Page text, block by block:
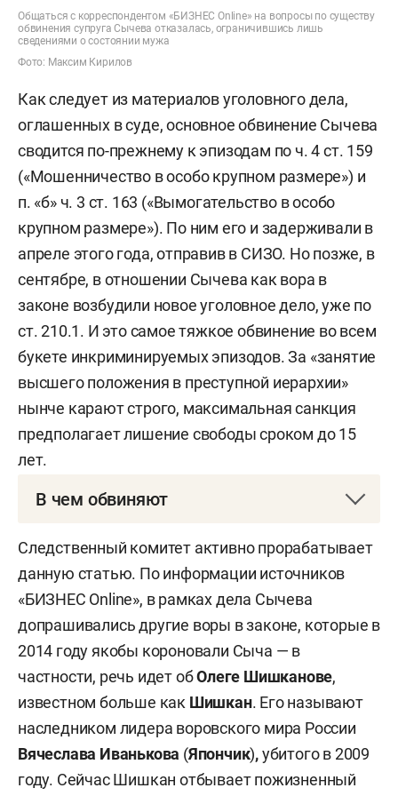
Общаться с корреспондентом «БИЗНЕС Online» на вопросы по существу
обвинения супруга Сычева отказалась, ограничившись лишь
сведениями о состоянии мужа
Фото: Максим Кирилов
Как следует из материалов уголовного дела,
оглашенных в суде, основное обвинение Сычева
сводится по-прежнему к эпизодам по ч. 4 ст. 159
(«Мошенничество в особо крупном размере») и
п. «б» ч. 3 ст. 163 («Вымогательство в особо
крупном размере»). По ним его и задерживали в
апреле этого года, отправив в СИЗО. Но позже, в
сентябре, в отношении Сычева как вора в
законе возбудили новое уголовное дело, уже по
ст. 210.1. И это самое тяжкое обвинение во всем
букете инкриминируемых эпизодов. За «занятие
высшего положения в преступной иерархии»
нынче карают строго, максимальная санкция
предполагает лишение свободы сроком до 15
лет.
В чем обвиняют
Романа Сычева
возбуждено 1 апреля по ч. 4 ст. 159 УК РФ
(«Мошенничество в особо крупном размере»), по
ч. 3 ст. 163 УК РФ («Вымогательство») и 210.1 УК
РФ («Занятие высшего положения в преступной
иерархии»).
Само преступление произошло еще в 2022 году,
когда некийРустем Гариповпроиграл в покер
1,5 млн рублей трем владельцам нелегального
игорного клуба Казани —Андрею Шаронову
Следственный комитет активно прорабатывает
данную статью. По информации источников
«БИЗНЕС Online», в рамках дела Сычева
допрашивались другие воры в законе, которые в
2014 году якобы короновали Сыча — в
частности, речь идет обОлеге Шишканове,
известном больше как Шишкан. Его называют
наследником лидера воровского мира России
Вячеслава Иванькова (Япончик),убитого в 2009
году. Сейчас Шишкан отбывает пожизненный